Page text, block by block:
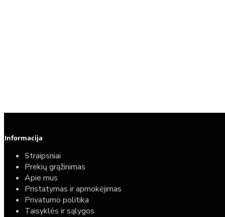
Informacija
Straipsniai
Prekių grąžinimas
Apie mus
Pristatymas ir apmokėjimas
Privatumo politika
Taisyklės ir sąlygos